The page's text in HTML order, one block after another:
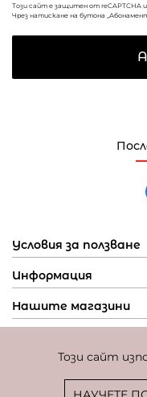
Този сайт
Условия за ползване
Информация
Нашите магазини
Този сайт е защитен от reCAPTCHA
Чрез натискане на бутона
Фиксиран курс